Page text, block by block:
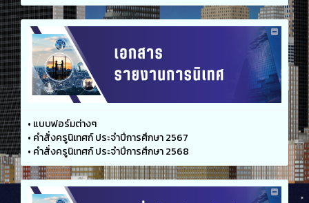
• แบบฟอร์มต่างๆ
• คำสั่งครูนิเทศก์ ประจำปีการศึกษา 2567
• คำสั่งครูนิเทศก์ ประจำปีการศึกษา 2568